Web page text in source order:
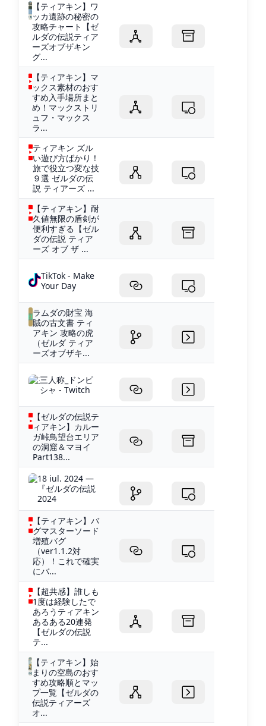
【ティアキン】ワ
ッカ遺跡の秘密の
攻略チャート【ゼ
ルダの伝説ティア
ーズオブザキン
グ...
【ティアキン】マ
ックス素材のおす
すめ入手場所まと
め！マックストリ
ュフ・マックス
ラ...
ティアキン ズル
い遊び方ばかり！
旅で役立つ変な技
９選 ゼルダの伝
説 ティアーズ ...
【ティアキン】耐
久値無限の盾剣が
便利すぎる【ゼル
ダの伝説 ティア
ーズ オブ ザ ...
TikTok - Make
Your Day
ラムダの財宝 海
賊の古文書 ティ
アキン 攻略の虎
（ゼルダ ティア
ーズオブザキ...
三人称_ドンピ
シャ - Twitch
【ゼルダの伝説テ
ィアキン】カルー
ガ峠鳥望台エリア
の洞窟＆マヨイ
Part138...
18 iul. 2024 —
『ゼルダの伝説
2024
【ティアキン】バ
グマスターソード
増殖バグ
（ver1.1.2対
応）！これで確実
にバ...
【超共感】誰しも
1度は経験したで
あろうティアキン
あるある20連発
【ゼルダの伝説
テ...
【ティアキン】始
まりの空島のおす
すめ攻略順とマッ
プ一覧【ゼルダの
伝説ティアーズ
オ...